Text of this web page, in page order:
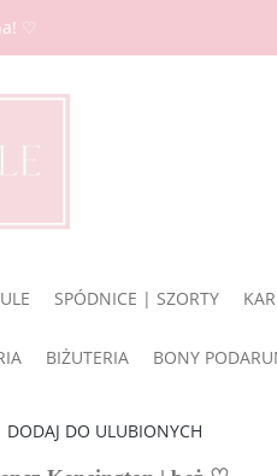
♡
SPÓDNICE | SZORTY
BIŻUTERIA BONY
DODAJ DO ULUBIONYCH